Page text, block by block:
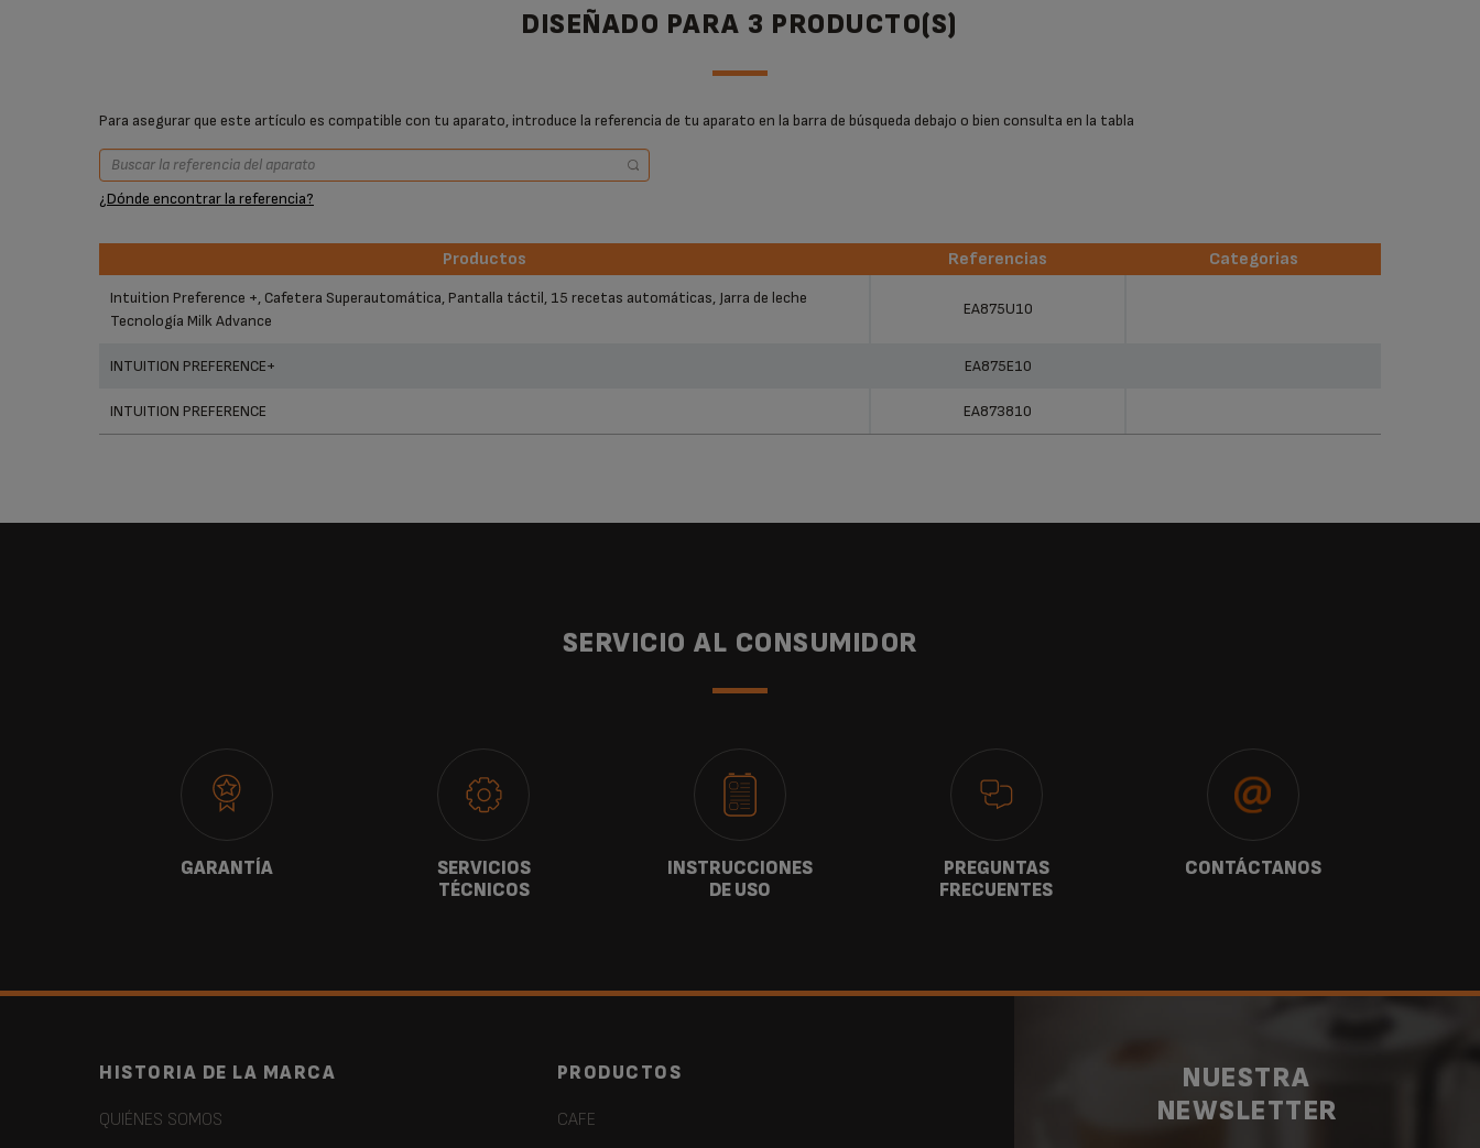
DISEÑADO PARA 3 PRODUCTO(S)
Para asegurar que este artículo es compatible con tu aparato, introduce la referencia de tu aparato en la barra de búsqueda debajo o bien consulta en la tabla
¿Dónde encontrar la referencia?
Productos Referencias
Categorias
Productos
Intuition Preference +, Cafetera Superautomática, Pantalla táctil, 15 recetas automáticas, Jarra de leche
Tecnología Milk Advance
EA875U10
INTUITION PREFERENCE+ EA875E10
INTUITION PREFERENCE EA873810
SERVICIO AL CONSUMIDOR
GARANTÍA
SERVICIOS
TÉCNICOS
INSTRUCCIONES
DE USO
PREGUNTAS
FRECUENTES
CONTÁCTANOS
PRODUCTOS
CAFE
HISTORIA DE LA MARCA
QUIÉNES SOMOS
NUESTRA
NEWSLETTER